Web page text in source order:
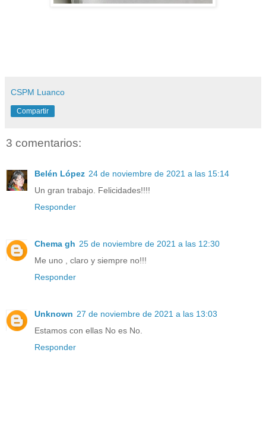
CSPM Luanco
Compartir
3 comentarios:
Belén López 24 de noviembre de 2021 a las 15:14
Un gran trabajo. Felicidades!!!!
Responder
Chema gh 25 de noviembre de 2021 a las 12:30
Me uno , claro y siempre no!!!
Responder
Unknown 27 de noviembre de 2021 a las 13:03
Estamos con ellas No es No.
Responder